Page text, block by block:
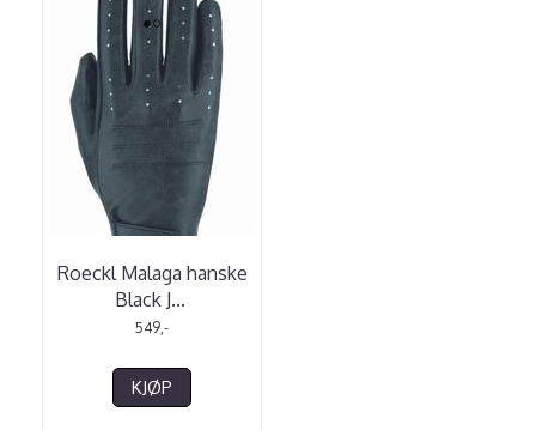
Roeckl Malaga hanske
Black J...
549,-
KJØP